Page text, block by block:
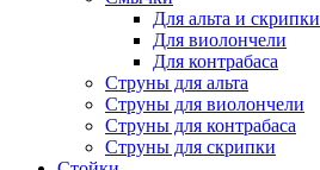
Для альта и скрипки
Для виолончели
Для контрабаса
Струны для альта
Струны для виолончели
Струны для контрабаса
Струны для скрипки